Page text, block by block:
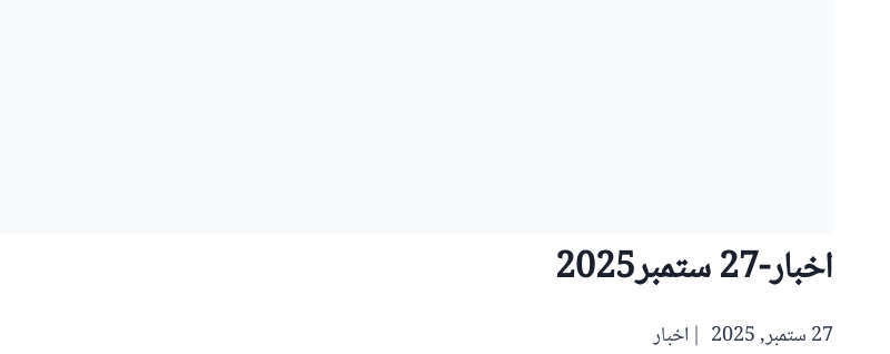
اخبار-27 ستمبر2025
27 ستمبر, 2025 اخبار